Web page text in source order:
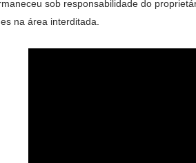
sob responsabilidade do
na área interditada.